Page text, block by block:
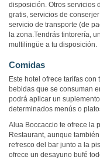
disposición. Otros servicios
gratis, servicios de
servicio de transporte (de
la zona.Tendrás tintorería,
multilingüe a tu disposición.
Comidas
Este hotel ofrece tarifas
bebidas que se consuman
podrá aplicar un
determinados menús o
Alua Boccaccio te ofrece la
Restaurant, aunque
refresco del bar junto a la
ofrece un desayuno bufé